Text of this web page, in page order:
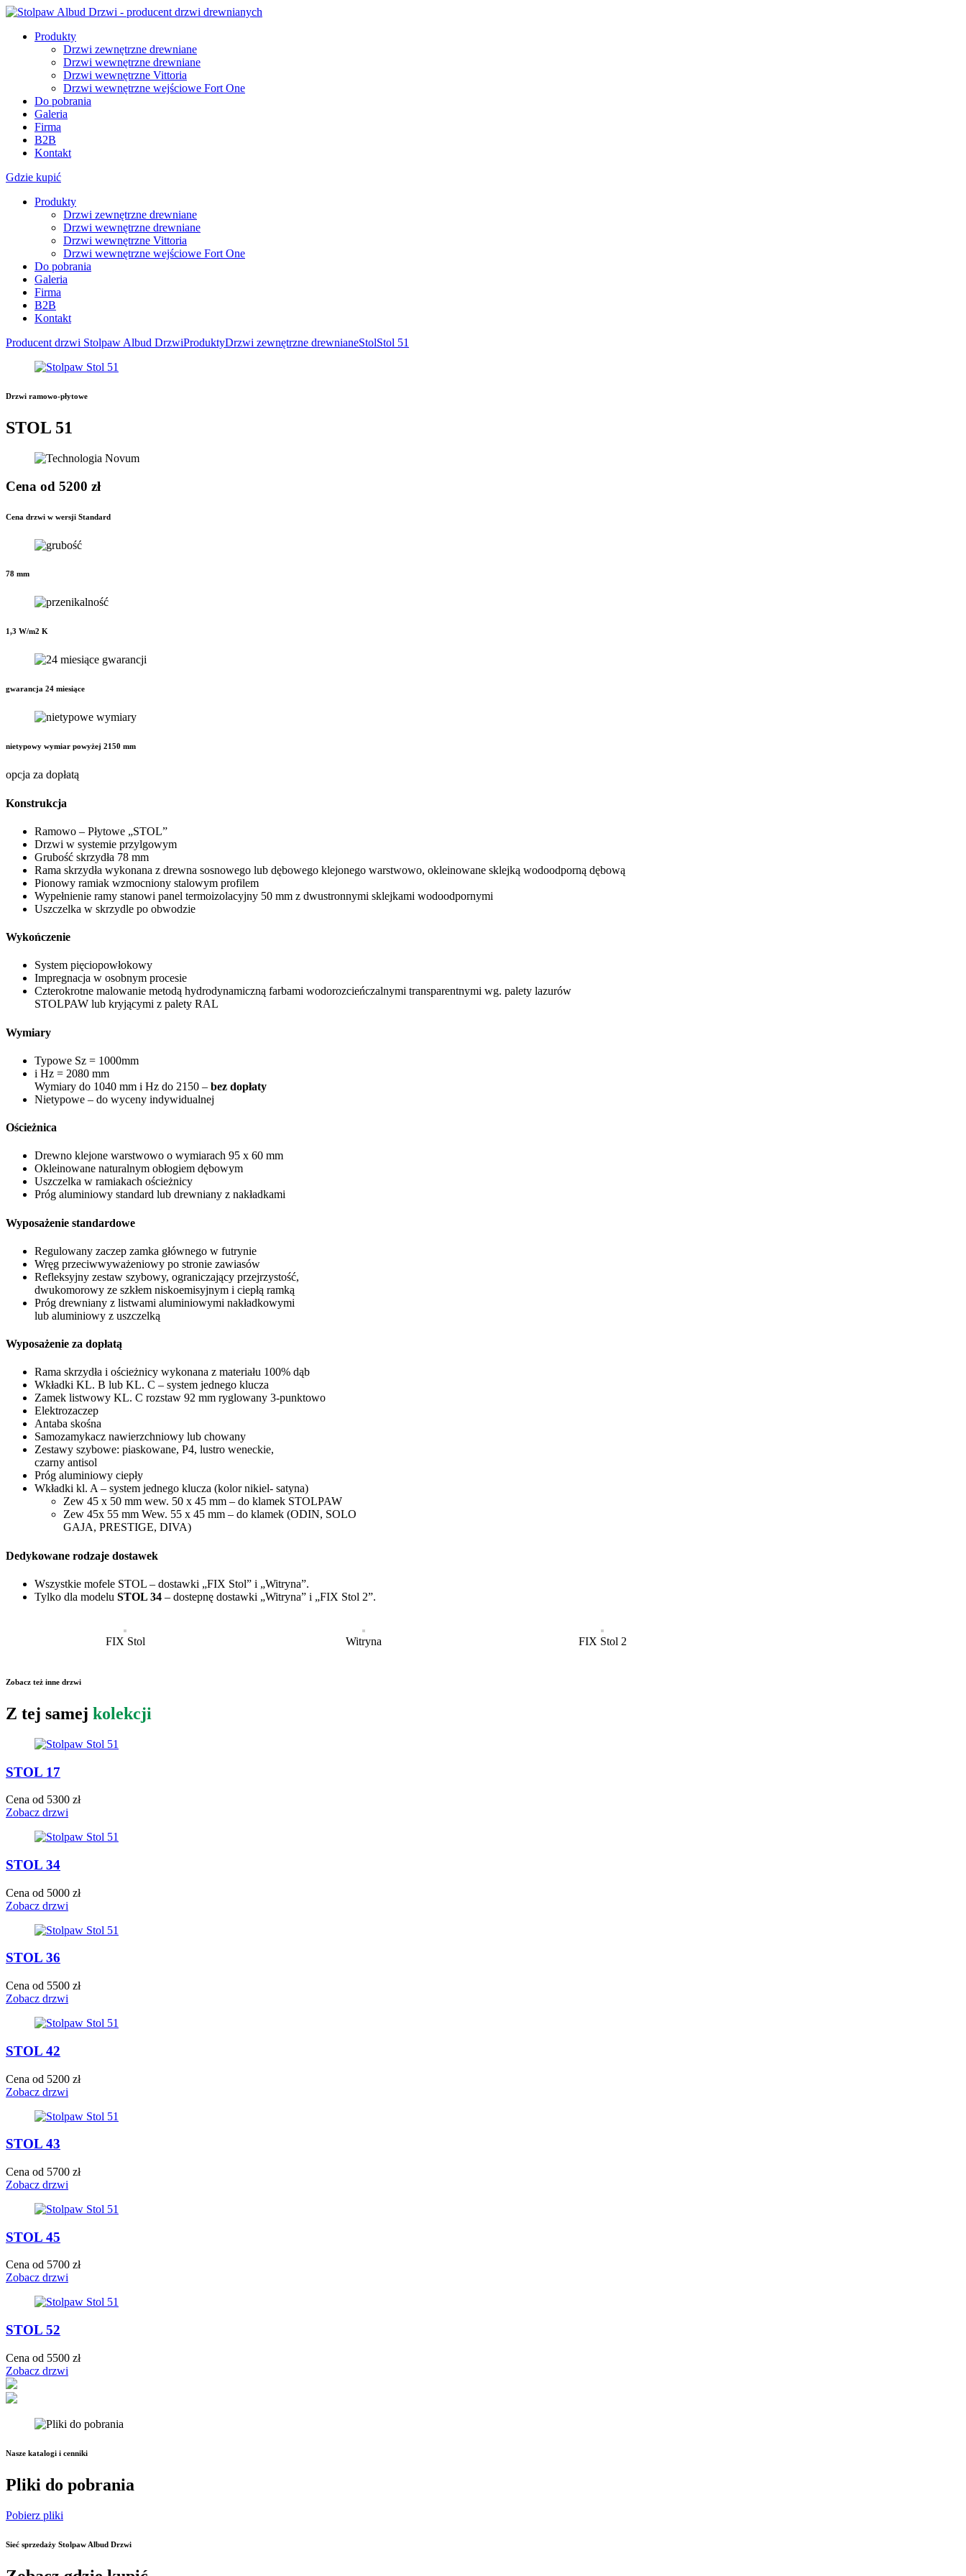
Produkty
Drzwi zewnętrzne drewniane
Drzwi wewnętrzne drewniane
Drzwi wewnętrzne Vittoria
Drzwi wewnętrzne wejściowe Fort One
Do pobrania
Galeria
Firma
B2B
Kontakt
Gdzie kupić
Produkty
Drzwi zewnętrzne drewniane
Drzwi wewnętrzne drewniane
Drzwi wewnętrzne Vittoria
Drzwi wewnętrzne wejściowe Fort One
Do pobrania
Galeria
Firma
B2B
Kontakt
Producent drzwi Stolpaw Albud DrzwiProduktyDrzwi zewnętrzne drewnianeStolStol 51
Drzwi ramowo-płytowe
STOL 51
Cena od 5200 zł
Cena drzwi w wersji Standard
78 mm
1,3 W/m2 K
gwarancja 24 miesiące
nietypowy wymiar powyżej 2150 mm
opcja za dopłatą
Konstrukcja
Ramowo – Płytowe „STOL”
Drzwi w systemie przylgowym
Grubość skrzydła 78 mm
Rama skrzydła wykonana z drewna sosnowego lub dębowego klejonego warstwowo, okleinowane sklejką wodoodporną dębową
Pionowy ramiak wzmocniony stalowym profilem
Wypełnienie ramy stanowi panel termoizolacyjny 50 mm z dwustronnymi sklejkami wodoodpornymi
Uszczelka w skrzydle po obwodzie
Wykończenie
System pięciopowłokowy
Impregnacja w osobnym procesie
Czterokrotne malowanie metodą hydrodynamiczną farbami wodorozcieńczalnymi transparentnymi wg. palety lazurów
STOLPAW lub kryjącymi z palety RAL
Wymiary
Typowe Sz = 1000mm
i Hz = 2080 mm
Wymiary do 1040 mm i Hz do 2150 – bez dopłaty
Nietypowe – do wyceny indywidualnej
Ościeżnica
Drewno klejone warstwowo o wymiarach 95 x 60 mm
Okleinowane naturalnym obłogiem dębowym
Uszczelka w ramiakach ościeżnicy
Próg aluminiowy standard lub drewniany z nakładkami
Wyposażenie standardowe
Regulowany zaczep zamka głównego w futrynie
Wręg przeciwwyważeniowy po stronie zawiasów
Refleksyjny zestaw szybowy, ograniczający przejrzystość,
dwukomorowy ze szkłem niskoemisyjnym i ciepłą ramką
Próg drewniany z listwami aluminiowymi nakładkowymi
lub aluminiowy z uszczelką
Wyposażenie za dopłatą
Rama skrzydła i ościeżnicy wykonana z materiału 100% dąb
Wkładki KL. B lub KL. C – system jednego klucza
Zamek listwowy KL. C rozstaw 92 mm ryglowany 3-punktowo
Elektrozaczep
Antaba skośna
Samozamykacz nawierzchniowy lub chowany
Zestawy szybowe: piaskowane, P4, lustro weneckie,
czarny antisol
Próg aluminiowy ciepły
Wkładki kl. A – system jednego klucza (kolor nikiel- satyna)
Zew 45 x 50 mm wew. 50 x 45 mm – do klamek STOLPAW
Zew 45x 55 mm Wew. 55 x 45 mm – do klamek (ODIN, SOLO
GAJA, PRESTIGE, DIVA)
Dedykowane rodzaje dostawek
Wszystkie mofele STOL – dostawki „FIX Stol” i „Witryna”.
Tylko dla modelu STOL 34 – dostepnę dostawki „Witryna” i „FIX Stol 2”.
FIX Stol Witryna FIX Stol 2
Zobacz też inne drzwi
Z tej samej kolekcji
STOL 17
Cena od 5300 zł
Zobacz drzwi
STOL 34
Cena od 5000 zł
Zobacz drzwi
STOL 36
Cena od 5500 zł
Zobacz drzwi
STOL 42
Cena od 5200 zł
Zobacz drzwi
STOL 43
Cena od 5700 zł
Zobacz drzwi
STOL 45
Cena od 5700 zł
Zobacz drzwi
STOL 52
Cena od 5500 zł
Zobacz drzwi
Nasze katalogi i cenniki
Pliki do pobrania
Pobierz pliki
Sieć sprzedaży Stolpaw Albud Drzwi